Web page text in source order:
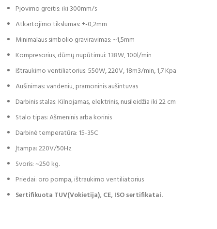
Pjovimo greitis: iki 300mm/s
Atkartojimo tikslumas: +-0,2mm
Minimalaus simbolio graviravimas: ~1,5mm
Kompresorius, dūmų nupūtimui: 138W, 100l/min
Ištraukimo ventiliatorius: 550W, 220V, 18m3/min, 1,7 Kpa
Aušinimas: vandeniu, pramoninis aušintuvas
Darbinis stalas: Kilnojamas, elektrinis, nusileidžia iki 22 cm
Stalo tipas: Ašmeninis arba korinis
Darbinė temperatūra: 15-35C
Įtampa: 220V/50Hz
Svoris: ~250 kg.
Priedai: oro pompa, ištraukimo ventiliatorius
Sertifikuota TUV(Vokietija), CE, ISO sertifikatai.